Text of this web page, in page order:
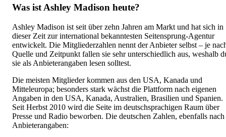
Was ist Ashley Madison heute?
Ashley Madison ist seit über zehn Jahren am Markt und hat sich in
dieser Zeit zur international bekanntesten Seitensprung-Agentur
entwickelt. Die Mitgliederzahlen nennt der Anbieter selbst – je
Quelle und Zeitpunkt fallen sie sehr unterschiedlich aus, weshalb
sie als Anbieterangaben lesen solltest.
Die meisten Mitglieder kommen aus den USA, Kanada und
Mitteleuropa; besonders stark wächst die Plattform nach eigenen
Angaben in den USA, Kanada, Australien, Brasilien und Spanien.
Seit Herbst 2010 wird die Seite im deutschsprachigen Raum über
Presse und Radio beworben. Die deutschen Zahlen, ebenfalls nach
Anbieterangaben: